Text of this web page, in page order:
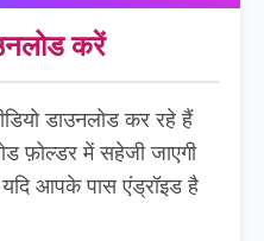
करें
डाउनलोड कर रहे हैं
फ़ोल्डर में सहेजी जाएगी
आपके पास एंड्रॉइड है